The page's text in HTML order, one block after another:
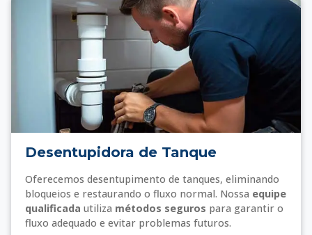
Desentupidora de Tanque
Oferecemos desentupimento de tanques, eliminando
bloqueios e restaurando o fluxo normal. Nossa equipe
qualificada utiliza métodos seguros para garantir o
fluxo adequado e evitar problemas futuros.